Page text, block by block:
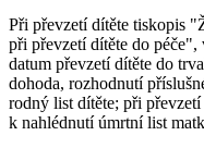
Při převzetí dítěte tiskopis
při převzetí dítěte do péče",
datum převzetí dítěte do
dohoda, rozhodnutí
rodný list dítěte; při
k nahlédnutí úmrtní list